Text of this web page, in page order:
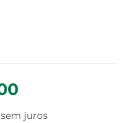
sem juros